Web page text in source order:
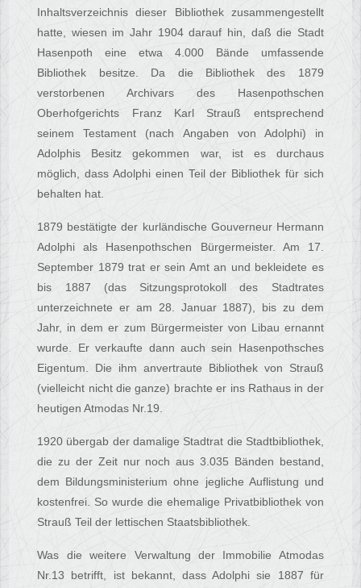
Inhaltsverzeichnis dieser Bibliothek zusammengestellt
hatte, wiesen im Jahr 1904 darauf hin, daß die Stadt
Hasenpoth eine etwa 4.000 Bände umfassende
Bibliothek besitze. Da die Bibliothek des 1879
verstorbenen Archivars des Hasenpothschen
Oberhofgerichts Franz Karl Strauß entsprechend
seinem Testament (nach Angaben von Adolphi) in
Adolphis Besitz gekommen war, ist es durchaus
möglich, dass Adolphi einen Teil der Bibliothek für sich
behalten hat.
1879 bestätigte der kurländische Gouverneur Hermann
Adolphi als Hasenpothschen Bürgermeister. Am 17.
September 1879 trat er sein Amt an und bekleidete es
bis 1887 (das Sitzungsprotokoll des Stadtrates
unterzeichnete er am 28. Januar 1887), bis zu dem
Jahr, in dem er zum Bürgermeister von Libau ernannt
wurde. Er verkaufte dann auch sein Hasenpothsches
Eigentum. Die ihm anvertraute Bibliothek von Strauß
(vielleicht nicht die ganze) brachte er ins Rathaus in der
heutigen Atmodas Nr.19.
1920 übergab der damalige Stadtrat die Stadtbibliothek,
die zu der Zeit nur noch aus 3.035 Bänden bestand,
dem Bildungsministerium ohne jegliche Auflistung und
kostenfrei. So wurde die ehemalige Privatbibliothek von
Strauß Teil der lettischen Staatsbibliothek.
Was die weitere Verwaltung der Immobilie Atmodas
Nr.13 betrifft, ist bekannt, dass Adolphi sie 1887 für